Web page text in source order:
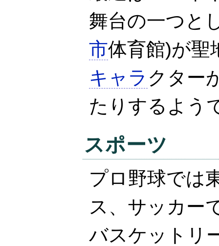
舞台の一つと
市体育館)が聖
キャラ クター
たりするよう
スポーツ
プロ野球では
ス、サッカー
バスケットリ